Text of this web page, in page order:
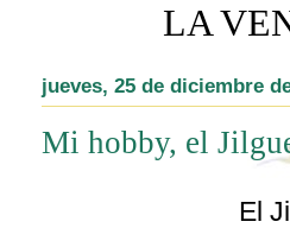
LA
jueves, 25 de diciembre
Mi hobby, el
El